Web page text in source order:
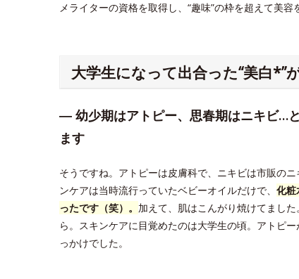
メライターの資格を取得し、“趣味”の枠を超えて美
大学生になって出合った“美白*”
― 幼少期はアトピー、思春期はニキビ…
ます
そうですね。アトピーは皮膚科で、ニキビは市販の
ンケアは当時流行っていたベビーオイルだけで、 化粧
ったです（笑）。 加えて、肌はこんがり焼けてまし
ら。スキンケアに目覚めたのは大学生の頃。アトピ
っかけでした。